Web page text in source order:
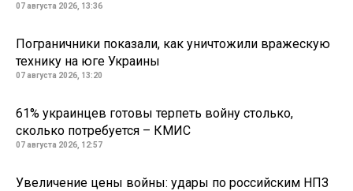
07 августа 2026, 13:36
Пограничники показали, как уничтожили вражескую
технику на юге Украины
07 августа 2026, 13:20
61% украинцев готовы терпеть войну столько,
сколько потребуется – КМИС
07 августа 2026, 12:57
Увеличение цены войны: удары по российским НПЗ